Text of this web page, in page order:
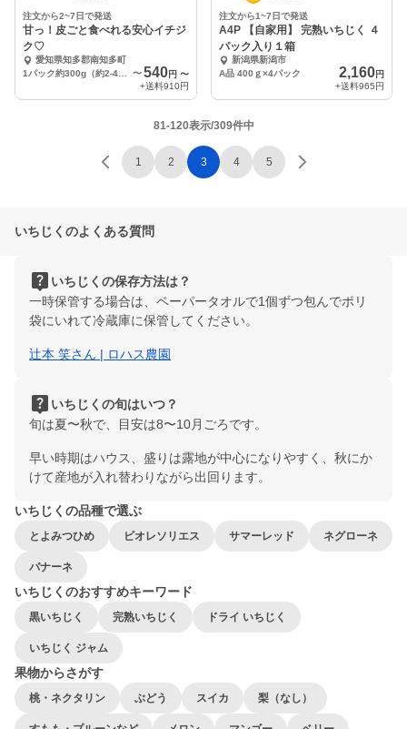
注文から2~7日で発送
甘っ！皮ごと食べれる安心イチジ
ク♡
愛知県知多郡南知多町
〜 540円 〜
+送料910円
注文から1~7日で発送
A4P 【自家用】 完熟いちじく ４
パック入り１箱
新潟県新潟市
A品 400ｇ×4パック
2,160円
+送料965円
81-120表示/309件中
1 2 3 4 5
いちじくのよくある質問
live_help いちじくの保存方法は？
一時保管する場合は、ペーパータオルで1個ずつ包んでポリ
袋にいれて冷蔵庫に保管してください。
辻本 笑さん | ロハス農園
live_help いちじくの旬はいつ？
旬は夏〜秋で、目安は8〜10月ごろです。
早い時期はハウス、盛りは露地が中心になりやすく、秋にか
けて産地が入れ替わりながら出回ります。
いちじくの品種で選ぶ
とよみつひめ ビオレソリエス サマーレッド ネグローネ
バナーネ
いちじくのおすすめキーワード
黒いちじく 完熟いちじく ドライ いちじく
いちじく ジャム
果物からさがす
桃・ネクタリン ぶどう スイカ 梨（なし）